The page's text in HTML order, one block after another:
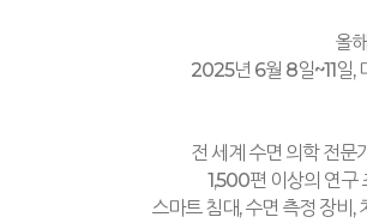
올
2025년 6월 8일~11일,
전 세계 수면 의학 전문
1,500편 이상의 연구
스마트 침대,수면 측정 장비 ,